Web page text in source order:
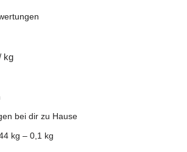
kg
bei dir zu Hause
kg – 0,1 kg